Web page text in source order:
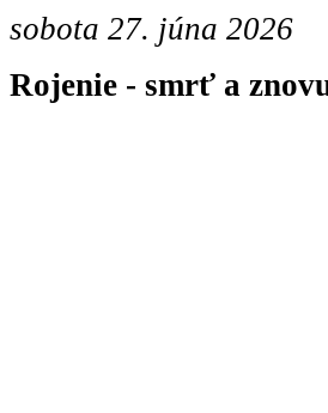
sobota 27. júna 2026
Rojenie - smrť a